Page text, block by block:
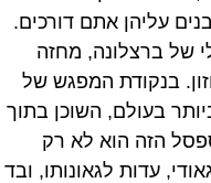
עליהן אתם דורכים.
של ברצלונה, מחזה
בנקודת המפגש של
בעולם, השוכן בתוך
הזה הוא לא רק
עדות לגאונותו, ובד